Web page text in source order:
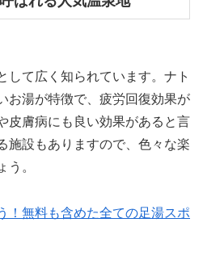
して広く知られています。ナト
お湯が特徴で、疲労回復効果が
皮膚病にも良い効果があると言
施設もありますので、色々な楽
う。
！無料も含めた全ての足湯スポ